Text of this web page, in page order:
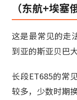
（东航+埃塞
这是最常见的走
到亚的斯亚贝巴
长段ET685的常
较多，少数时期